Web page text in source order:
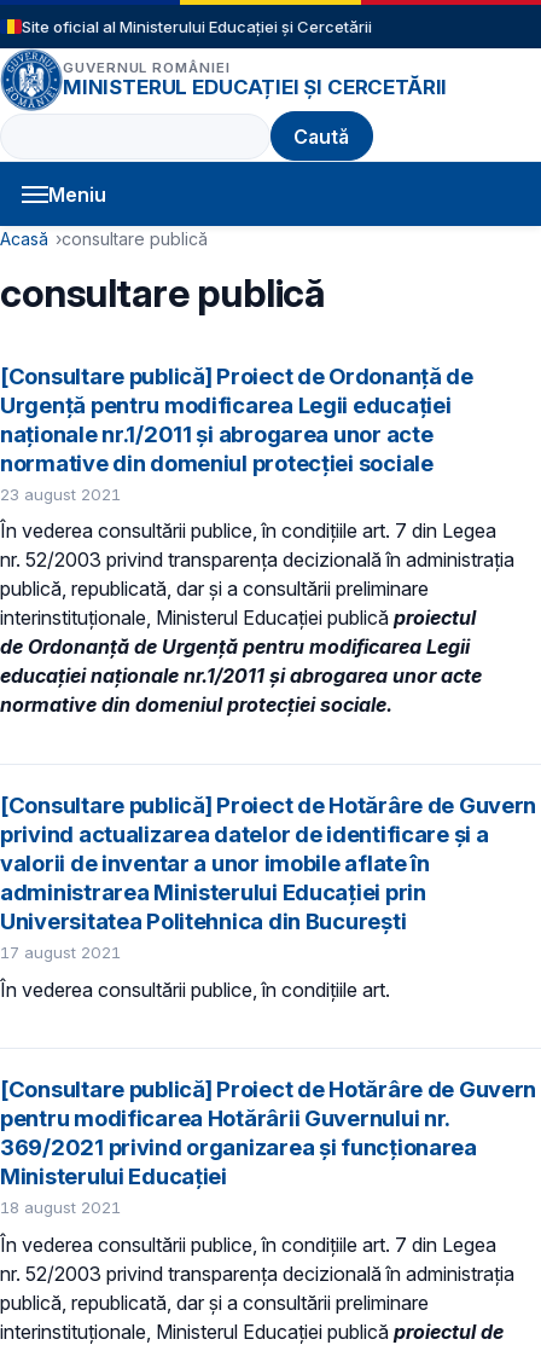
Sari la conținutul principal
Site oficial al Ministerului Educației și Cercetării
GUVERNUL ROMÂNIEI
MINISTERUL EDUCAȚIEI ȘI CERCETĂRII
Caută
Meniu
Navigație principală
Cale de navigare
Acasă consultare publică
consultare publică
[Consultare publică] Proiect de Ordonanță de
Urgență pentru modificarea Legii educației
naționale nr.1/2011 și abrogarea unor acte
normative din domeniul protecției sociale
23 august 2021
În vederea consultării publice, în condiţiile art. 7 din Legea
nr. 52/2003 privind transparenţa decizională în administraţia
publică, republicată, dar și a consultării preliminare
interinstituționale, Ministerul Educaţiei publică proiectul
de Ordonanță de Urgență pentru modificarea Legii
educației naționale nr.1/2011 și abrogarea unor acte
normative din domeniul protecției sociale.
[Consultare publică] Proiect de Hotărâre de Guvern
privind actualizarea datelor de identificare și a
valorii de inventar a unor imobile aflate în
administrarea Ministerului Educației prin
Universitatea Politehnica din București
17 august 2021
În vederea consultării publice, în condiţiile art.
[Consultare publică] Proiect de Hotărâre de Guvern
pentru modificarea Hotărârii Guvernului nr.
369/2021 privind organizarea şi funcţionarea
Ministerului Educaţiei
18 august 2021
În vederea consultării publice, în condiţiile art. 7 din Legea
nr. 52/2003 privind transparenţa decizională în administraţia
publică, republicată, dar și a consultării preliminare
interinstituționale, Ministerul Educaţiei publică proiectul de